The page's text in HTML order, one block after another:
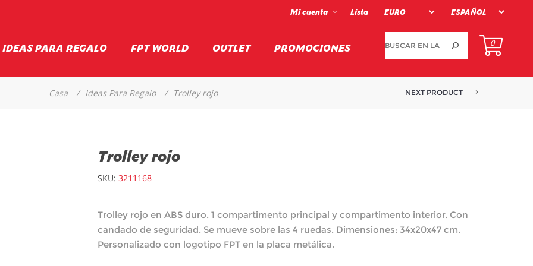
Mi cuenta Lista
0
IDEAS PARA REGALO FPT WORLD OUTLET PROMOCIONES
Casa / Ideas Para Regalo / Trolley rojo NEXT PRODUCT
Trolley rojo
SKU: 3211168
Trolley rojo en ABS duro. 1 compartimento principal y compartimento interior. Con
candado de seguridad. Se mueve sobre las 4 ruedas. Dimensiones: 34x20x47 cm.
Personalizado con logotipo FPT en la placa metálica.